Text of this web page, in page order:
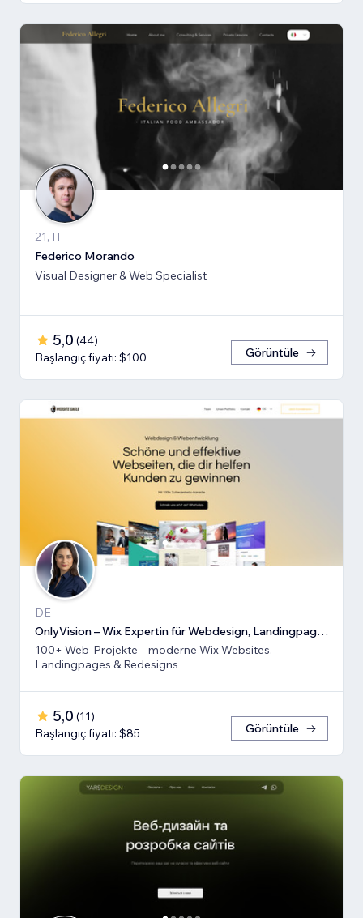
21, IT
Federico Morando
Visual Designer & Web Specialist
5,0 (44)
Başlangıç fiyatı: $100
Görüntüle
DE
OnlyVision – Wix Expertin für Webdesign, Landingpages & Rede
100+ Web-Projekte – moderne Wix Websites,
Landingpages & Redesigns
5,0 (11)
Başlangıç fiyatı: $85
Görüntüle